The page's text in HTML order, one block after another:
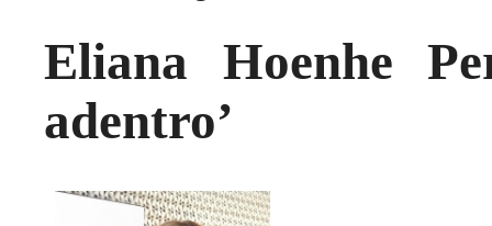
Eliana Hoenhe
adentro’